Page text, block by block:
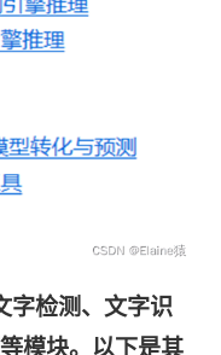
字检测、文字识
模块。以下是其